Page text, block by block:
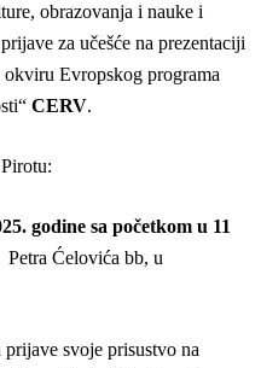
obrazovanja i nauke i
za učešće na prezentaciji
Evropskog programa
CERV.
godine sa početkom u 11
Ćelovića bb, u
svoje prisustvo na